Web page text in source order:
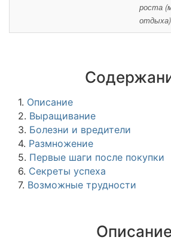
роста
отдыха)
1. Описание
2. Выращивание
3. Болезни и вредители
4. Размножение
5. Первые шаги после покупки
6. Секреты успеха
7. Возможные трудности
Описание